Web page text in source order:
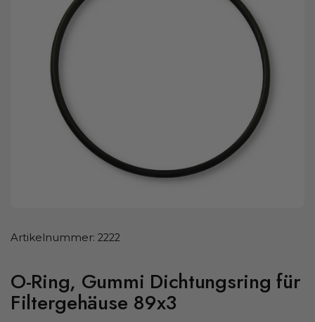
Artikelnummer: 2222
O-Ring, Gummi Dichtungsring für
Filtergehäuse 89x3